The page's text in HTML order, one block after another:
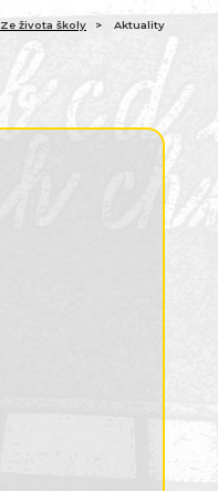
Ze života školy Aktuality